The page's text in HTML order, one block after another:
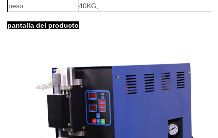
peso
40KG;
pantalla del producto